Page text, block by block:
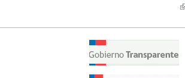
external)